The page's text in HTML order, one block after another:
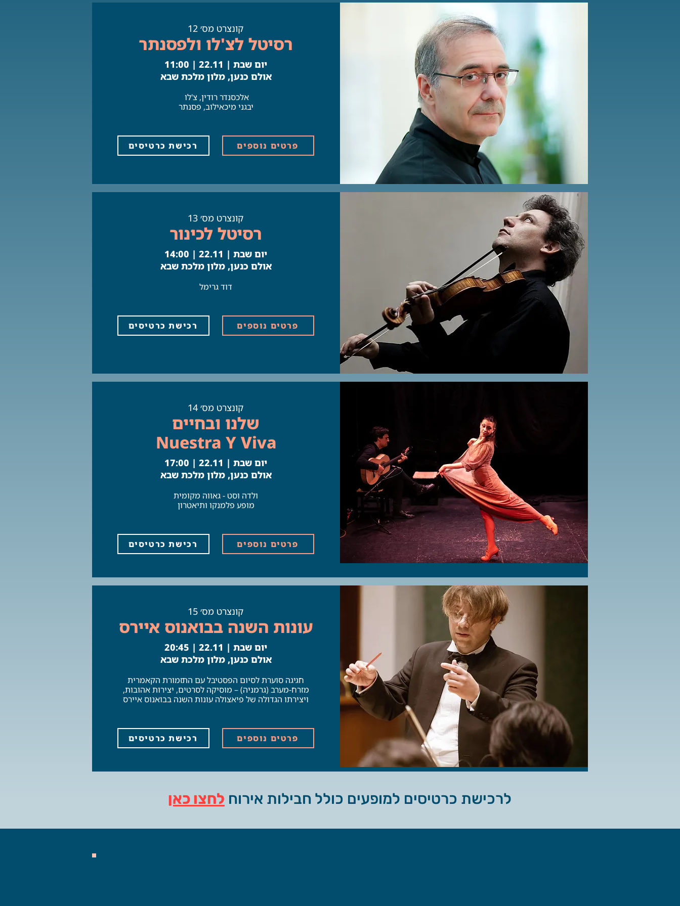
קונצרט מס׳ 12
רסיטל לצ'לו ולפסנתר
יום שבת | 22.11 | 11:00
אולם כנען, מלון מלכת שבא
אלכסנדר רודין, צ'לו
יבגני מיכאילוב, פסנתר
רכישת כרטיסים פרטים נוספים
קונצרט מס׳ 13
רסיטל לכינור
יום שבת | 22.11 | 14:00
אולם כנען, מלון מלכת שבא
דוד גרימל
רכישת כרטיסים פרטים נוספים
Button
קונצרט מס׳ 14
שלנו ובחיים
Nuestra Y Viva
יום שבת | 22.11 | 17:00
אולם כנען, מלון מלכת שבא
ולדה וסט - גאווה מקומית
מופע פלמנקו ותיאטרון
רכישת כרטיסים פרטים נוספים
Button
קונצרט מס׳ 15
עונות השנה בבואנוס איירס
יום שבת | 22.11 | 20:45
אולם כנען, מלון מלכת שבא
חגיגה סוערת לסיום הפסטיבל עם התזמורת הקאמרית
מזרח-מערב (גרמניה) – מוסיקה לסרטים, יצירות אהובות,
ויצירתו הגדולה של פיאצולה עונות השנה בבואנוס איירס
רכישת כרטיסים פרטים נוספים
Button
לרכישת כרטיסים למופעים כולל חבילות אירוח לחצו כאן